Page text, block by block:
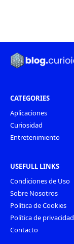
CATEGORIES
Aplicaciones
Curiosidad
Entretenimiento
USEFULL LINKS
Condiciones de Uso
Sobre Nosotros
Política de Cookies
Política de privacidad
Contacto